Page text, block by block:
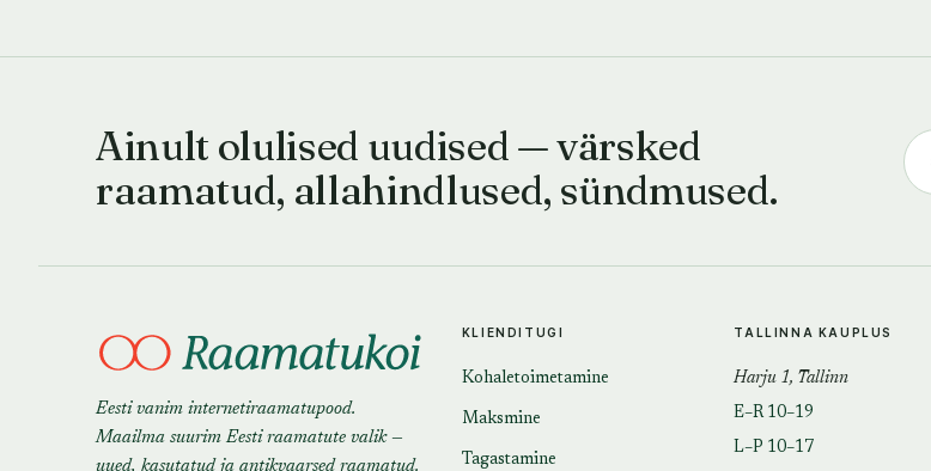
Ainult olulised uudised — värsked
raamatud, allahindlused, sündmused.
Eesti vanim internetiraamatupood.
Maailma suurim Eesti raamatute valik —
uued, kasutatud ja antikvaarsed raamatud.
KLIENDITUGI
Kohaletoimetamine
Maksmine
Tagastamine
TALLINNA KAUPLUS
Harju 1, Tallinn
E–R 10–19
L–P 10–17